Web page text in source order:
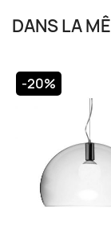
DANS LA
-20%